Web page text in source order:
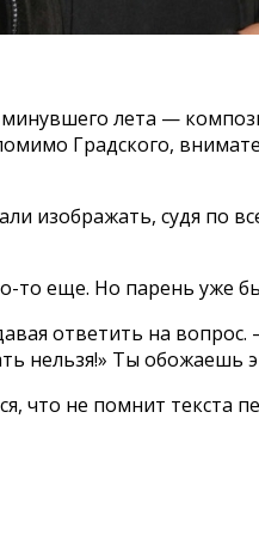
лета —
Градского,
изображать, судя по
то еще. Но парень уже
ответить на
нельзя!» Ты обожаешь
что не помнит